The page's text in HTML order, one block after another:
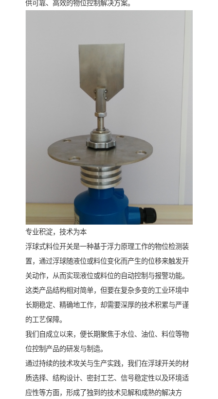
供可靠、高效的物位控制解决方案。
专业积淀，技术为本
浮球式料位开关是一种基于浮力原理工作的物位检测装
置，通过浮球随液位或料位变化而产生的位移来触发开
关动作，从而实现液位或料位的自动控制与报警功能。
这类产品结构相对简单，但要在复杂多变的工业环境中
长期稳定、精确地工作，却需要深厚的技术积累与严谨
的工艺保障。
我们自成立以来，便长期聚焦于水位、油位、料位等物
位控制产品的研发与制造。
通过持续的技术攻关与生产实践，我们在浮球开关的材
质选择、结构设计、密封工艺、信号稳定性以及环境适
应性等方面，形成了独到的技术见解和成熟的解决方